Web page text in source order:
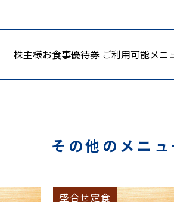
株主様お食事優待券 ご利用可能メニ
その他のメニュ
盛合せ定食